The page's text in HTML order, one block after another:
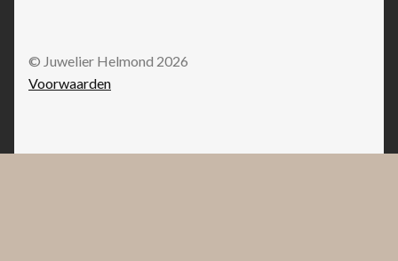
© Juwelier Helmond 2026
Voorwaarden